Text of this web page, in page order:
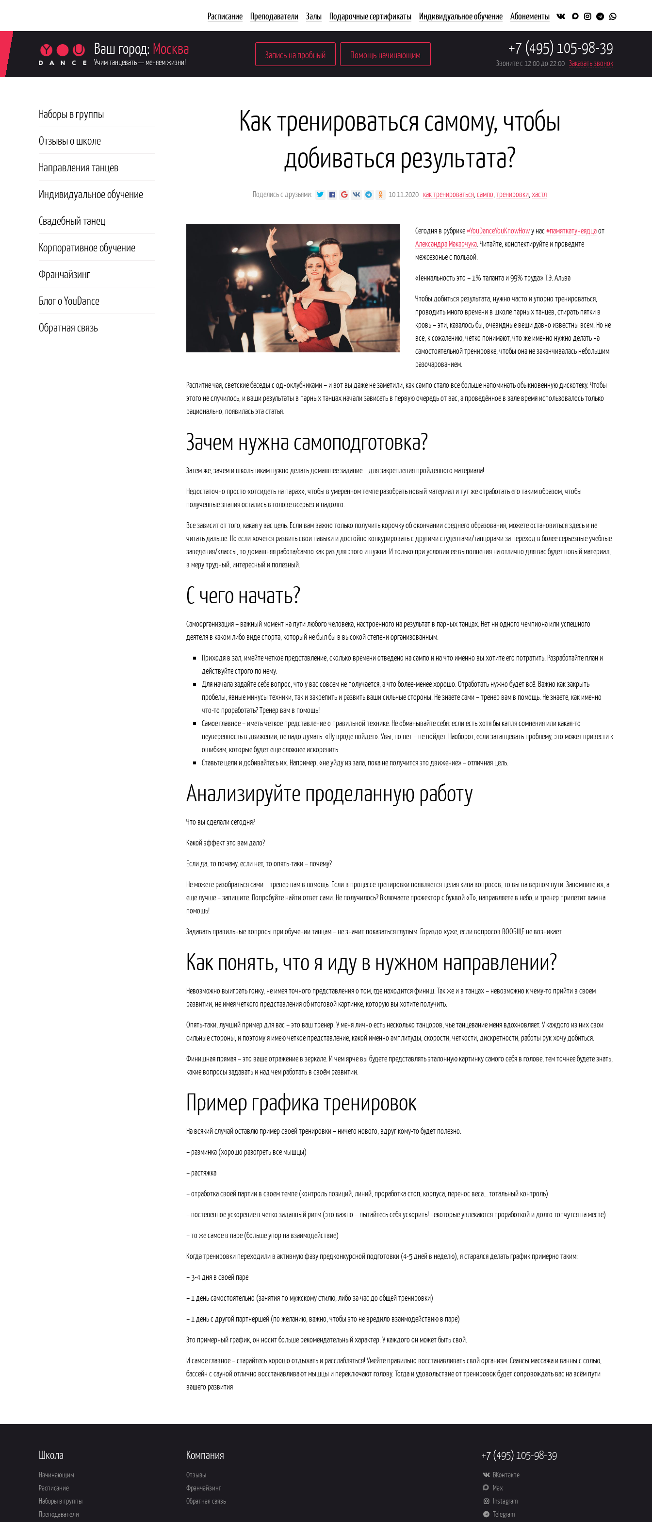
Расписание Преподаватели Залы Подарочные сертификаты Индивидуальное обучение Абонементы
Ваш город: Москва
Учим танцевать — меняем жизни!
Запись на пробный Помощь начинающим +7 (495) 105-98-39
Звоните с 12:00 до 22:00 Заказать звонок
Наборы в группы
Отзывы о школе
Направления танцев
Индивидуальное обучение
Свадебный танец
Корпоративное обучение
Франчайзинг
Блог о YouDance
Обратная связь
Как тренироваться самому, чтобы
добиваться результата?
Поделись с друзьями: 10.11.2020 как тренироваться ,сампо ,тренировки хастл
Сегодня в рубрике#YouDanceYouKnowHowу нас #памяткатунеядцаот
Александра Макарчука . Читайте, конспектируйте и проведите
межсезонье с пользой.
«Гениальность это – 1% таланта и 99% труда» Т.Э. Альва
Чтобы добиться результата, нужно часто и упорно тренироваться,
проводить много времени в школе парных танцев, стирать пятки в
кровь – эти, казалось бы, очевидные вещи давно известны всем. Но не
все, к сожалению, четко понимают, что же именно нужно делать на
самостоятельной тренировке, чтобы она не заканчивалась небольшим
разочарованием.
Распитие чая, светские беседы с одноклубниками – и вот вы даже не заметили, как сампо стало все больше напоминать обыкновенную дискотеку. Чтобы
этого не случилось, и ваши результаты в парных танцах начали зависеть в первую очередь от вас, а проведённое в зале время использовалось только
рационально, появилась эта статья.
Зачем нужна самоподготовка?
Затем же, зачем и школьникам нужно делать домашнее задание – для закрепления пройденного материала!
Недостаточно просто «отсидеть на парах», чтобы в умеренном темпе разобрать новый материал и тут же отработать его таким образом, чтобы
полученные знания остались в голове всерьёз и надолго.
Все зависит от того, какая у вас цель. Если вам важно только получить корочку об окончании среднего образования, можете остановиться здесь и не
читать дальше. Но если хочется развить свои навыки и достойно конкурировать с другими студентами/танцорами за переход в более серьезные учебные
заведения/классы, то домашняя работа/сампо как раз для этого и нужна. И только при условии ее выполнения на отлично для вас будет новый материал,
в меру трудный, интересный и полезный.
С чего начать?
Самоорганизация – важный момент на пути любого человека, настроенного на результат в парных танцах. Нет ни одного чемпиона или успешного
деятеля в каком либо виде спорта, который не был бы в высокой степени организованным.
Приходя в зал, имейте четкое представление, сколько времени отведено на сампо и на что именно вы хотите его потратить. Разработайте план и
действуйте строго по нему.
Для начала задайте себе вопрос, что у вас совсем не получается, а что более-менее хорошо. Отработать нужно будет всё. Важно как закрыть
пробелы, явные минусы техники, так и закрепить и развить ваши сильные стороны. Не знаете сами – тренер вам в помощь. Не знаете, как именно
что-то проработать? Тренер вам в помощь!
Самое главное – иметь четкое представление о правильной технике. Не обманывайте себя: если есть хотя бы капля сомнения или какая-то
неуверенность в движении, не надо думать: «Ну вроде пойдет». Увы, но нет – не пойдет. Наоборот, если затанцевать проблему, это может привести к
ошибкам, которые будет еще сложнее искоренить.
Ставьте цели и добивайтесь их. Например, «не уйду из зала, пока не получится это движение» – отличная цель.
Анализируйте проделанную работу
Что вы сделали сегодня?
Какой эффект это вам дало?
Если да, то почему, если нет, то опять-таки – почему?
Не можете разобраться сами – тренер вам в помощь. Если в процессе тренировки появляется целая кипа вопросов, то вы на верном пути. Запомните их, а
еще лучше – запишите. Попробуйте найти ответ сами. Не получилось? Включаете прожектор с буквой «Т», направляете в небо, и тренер прилетит вам на
помощь!
Задавать правильные вопросы при обучении танцам – не значит показаться глупым. Гораздо хуже, если вопросов ВООБЩЕ не возникает.
Как понять, что я иду в нужном направлении?
Невозможно выиграть гонку, не имея точного представления о том, где находится финиш. Так же и в танцах – невозможно к чему-то прийти в своем
развитии, не имея четкого представления об итоговой картинке, которую вы хотите получить.
Опять-таки, лучший пример для вас – это ваш тренер. У меня лично есть несколько танцоров, чье танцевание меня вдохновляет. У каждого из них свои
сильные стороны, и поэтому я имею четкое представление, какой именно амплитуды, скорости, четкости, дискретности, работы рук хочу добиться.
Финишная прямая – это ваше отражение в зеркале. И чем ярче вы будете представлять эталонную картинку самого себя в голове, тем точнее будете знать,
какие вопросы задавать и над чем работать в своём развитии.
Пример графика тренировок
На всякий случай оставлю пример своей тренировки – ничего нового, вдруг кому-то будет полезно.
– разминка (хорошо разогреть все мышцы)
– растяжка
– отработка своей партии в своем темпе (контроль позиций, линий, проработка стоп, корпуса, перенос веса… тотальный контроль)
– постепенное ускорение в четко заданный ритм (это важно – пытайтесь себя ускорить! некоторые увлекаются проработкой и долго топчутся на месте)
– то же самое в паре (больше упор на взаимодействие)
Когда тренировки переходили в активную фазу предконкурсной подготовки (4-5 дней в неделю), я старался делать график примерно таким:
– 3-4 дня в своей паре
– 1 день самостоятельно (занятия по мужскому стилю, либо за час до общей тренировки)
– 1 день с другой партнершей (по желанию, важно, чтобы это не вредило взаимодействию в паре)
Это примерный график, он носит больше рекомендательный характер. У каждого он может быть свой.
И самое главное – старайтесь хорошо отдыхать и расслабляться! Умейте правильно восстанавливать свой организм. Сеансы массажа и ванны с солью,
бассейн с сауной отлично восстанавливают мышцы и переключают голову. Тогда и удовольствие от тренировок будет сопровождать вас на всём пути
вашего развития
Школа
Начинающим
Расписание
Наборы в группы
Преподаватели
Компания
Отзывы
Франчайзинг
Обратная связь
+7 (495) 105-98-39
ВКонтакте
Max
Instagram
Telegram